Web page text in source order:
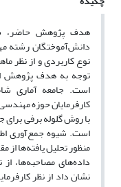
هدف پژوهش حاضر،
دانش‌آموختگان رشته
نوع کاربردی و از نظر
توجه به هدف پژوهش
است. جامعه آماری
کارفرمایان حوزه
است. شیوه جمع‌آوری
منظور تحلیل یافته‌ها
داده‌های مصاحبه‌ها،
نشان داد از نظر